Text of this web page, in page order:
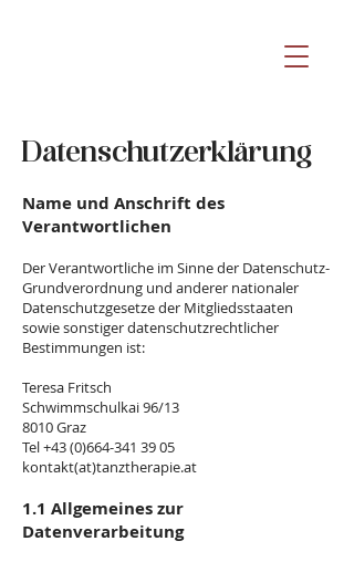
Datenschutzerklärung
Name und Anschrift des
Verantwortlichen
Der Verantwortliche im Sinne der Datenschutz-
Grundverordnung und anderer nationaler
Datenschutzgesetze der Mitgliedsstaaten
sowie sonstiger datenschutzrechtlicher
Bestimmungen ist:
Teresa Fritsch
Schwimmschulkai 96/13
8010 Graz
Tel+43 (0)664-341 39 05
kontakt(at)tanztherapie.at
1.1 Allgemeines zur
Datenverarbeitung